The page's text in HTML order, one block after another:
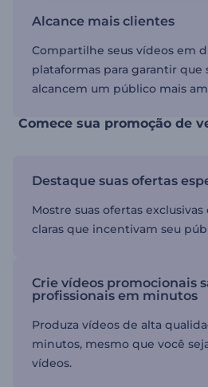
Alcance mais clientes
Compartilhe seus vídeos em
plataformas para garantir que
alcancem um público mais
Comece sua promoção de
Destaque suas ofertas
Mostre suas ofertas
claras que incentivam seu
Crie vídeos promocionais
profissionais em minutos
Produza vídeos de alta
minutos, mesmo que você
vídeos.